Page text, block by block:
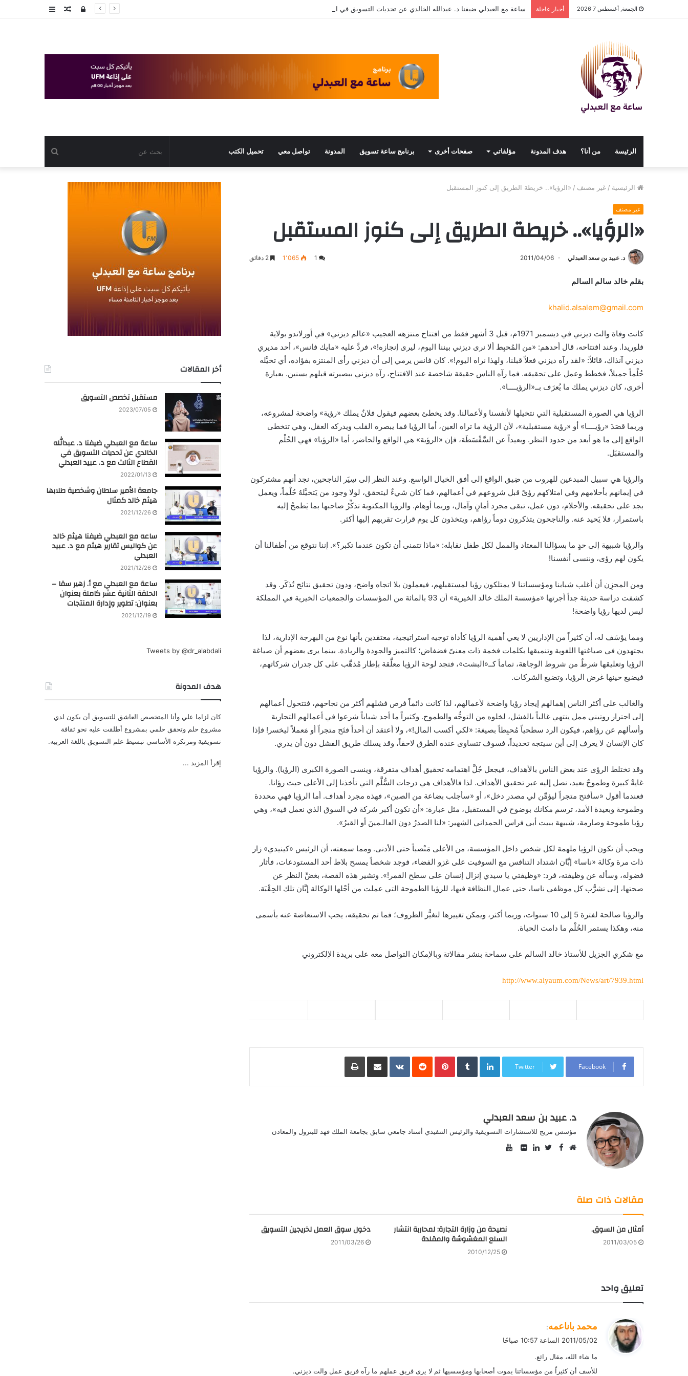
الجمعة, أغسطس 7 2026 أخبار عاجلة ساعة مع العبدلي ضيفنا د. عبدالله الخالدي عن تحديات التسويق في القطاع الثالث مع د. عبيد العبدلي عمودمقالتسجيل
الرئيسة من أنا؟ هدف المدونة مؤلفاتي صفحات أخرى برنامج ساعة تسويق المدونة تواصل معي تحميل الكتب بحث
الرئيسية / غير مصنف / «الرؤيا».. خريطة الطريق إلى كنوز المستقبل
غير مصنف
«الرؤيا».. خريطة الطريق إلى كنوز المستقبل
د. عبيد بن سعد العبدلي 2011/04/06
1 1٬065
بقلم خالد سالم السالم
khalid.alsalem@gmail.com
كانت وفاة والت ديزني في ديسمبر 1971م، قبل 3 أشهر فقط من افتتاح منتزهه العجيب «عالم ديزني» في أورلاندو بولاية
فلوريدا. وعند افتتاحه، قال أحدهم: «من المُحبِط ألا نرى ديزني بيننا اليوم، ليرى إنجازه!»، فردَّ عليه «مايك فانس»، أحد مديري
ديزني آنذاك، قائلاً: «لقد رآه ديزني فعلاً قبلنا، ولهذا نراه اليوم!». كان فانس يرمي إلى أن ديزني رأى المنتزه بفؤاده، أي تخيَّله
حُلْماً جميلاً، فخطط وعمل على تحقيقه. فما رآه الناس حقيقة شاخصة عند الافتتاح، رآه ديزني ببصيرته قبلهم بسنين. بعبارة
أخرى، كان ديزني يملك ما يُعرَف بــ«الرؤيــــا».
الرؤيا هي الصورة المستقبلية التي نتخيلها لأنفسنا ولأعمالنا. وقد يخطئ بعضهم فيقول فلانٌ يملك «رؤية» واضحة لمشروعه،
وربما قصَدَ «رؤيــــا» أو «رؤية مستقبلية»، لأن الرؤية ما تراه العين، أما الرؤيا فما يبصره القلب ويدركه العقل، وهي تتخطى
الواقع إلى ما هو أبعد من حدود النظر. وبعيداً عن السَّفْسَطَة، فإن «الرؤية» هي الواقع والحاضر، أما «الرؤيا» فهي الحُلْم
والمستقبَل.
والرؤيا هي سبيل المبدعين للهروب من ضِيق الواقع إلى أفق الخيال الواسع. وعند النظر إلى سِيَر الناجحين، نجد أنهم مشتركون
في إيمانهم بأحلامهم وفي امتلاكهم رؤىً قبل شروعهم في أعمالهم، فما كان شيءٌ ليتحقق، لولا وجود من يَتخيَّلهُ حُلْماً، ويعمل
بجد على تحقيقه. والأحلام، دون عمل، تبقى مجرد أمانٍ وآمال، وربما أوهام. والرؤيا المكتوبة تذكِّرُ صاحبها بما يَطمحُ إليه
باستمرار، فلا يَحيد عنه. والناجحون يتذكرون دوماً رؤاهم، ويتخذون كل يوم قرارت تقربهم إليها أكثر.
والرؤيا شبيهة إلى حدٍ ما بسؤالنا المعتاد والممل لكل طفل نقابله: «ماذا تتمنى أن تكون عندما تكبر؟». إننا نتوقع من أطفالنا أن
يكون لهم رؤى، وننسى أنفسنا!
ومن المحزِن أن أغلب شبابنا ومؤسساتنا لا يمتلكون رؤيا لمستقبلهم، فيعملون بلا اتجاه واضح، ودون تحقيق نتائج تُذكَر. وقد
كشفت دراسة حديثة جداً أجرتها «مؤسسة الملك خالد الخيرية» أن 93 بالمائة من المؤسسات والجمعيات الخيرية في المملكة
ليس لديها رؤيا واضحة!
ومما يؤسَف له، أن كثيراً من الإداريين لا يعي أهمية الرؤيا كأداة توجيه استراتيجية، معتقدين بأنها نوع من البهرجة الإدارية، لذا
يجتهدون في صياغتها اللغوية وتنميقها بكلمات فخمة ذات معنىً فضفاض؛ كالتميز والجودة والريادة. بينما يرى بعضهم أن صياغة
الرؤيا وتعليقها شرطٌ من شروط الوجاهة، تماماً كــ«البشت»، فتجد لوحة الرؤيا معلَّقة بإطار مُذهَّب على كل جدران شركاتهم،
فيضيع حينها غرض الرؤيا، وتضيع الشركات.
والغالب على أكثر الناس إهمالهم إيجاد رؤيا واضحة لأعمالهم، لذا كانت دائماً فرص فشلهم أكثر من نجاحهم، فتتحول أعمالهم
إلى اجترار روتيني ممل ينتهي غالباً بالفشل، لخلوه من التوجُّه والطموح. وكثيراً ما أجد شباباً شرعوا في أعمالهم التجارية
وأسألهم عن رؤاهم، فيكون الرد سطحياً مُحبِطاً بصيغة: «لكي أكسب المال!»، ولا أعتقد أن أحداً فتَح متجراً أو مَعملاً ليخسر! فإذا
كان الإنسان لا يعرف إلى أين سيتجه تحديداً، فسوف تتساوى عنده الطرق لاحقاً، وقد يسلك طريق الفشل دون أن يدري.
وقد تختلط الرؤى عند بعض الناس بالأهداف، فيجعل جُلَّ اهتمامه تحقيق أهداف متفرقة، وينسى الصورة الكبرى (الرؤيا). والرؤيا
غايةٌ كبيرة وطموحٌ بعيد، نصل إليه عبر تحقيق الأهداف. لذا فالأهداف هي درجات السُّلَّم التي تأخذنا إلى الأعلى حيث رؤانا.
فعندما أقول «سأفتح متجراً ليؤمِّن لي مصدر دخل»، أو «سأجلب بضاعة من الصين»، فهذه مجرد أهداف. أما الرؤيا فهي محددة
وطموحة وبعيدة الأمد، ترسم مكانك بوضوح في المستقبل، مثل عبارة: «أن نكون أكبر شركة في السوق الذي نعمل فيه»، وهي
رؤيا طموحة وصارمة، شبيهة ببيت أبي فراس الحمداني الشهير: «لنا الصدرُ دون العالـمينَ أو القبرُ».
ويجب أن تكون الرؤيا ملهمة لكل شخص داخل المؤسسة، من الأعلى مَنْصباً حتى الأدنى. ومما سمعته، أن الرئيس «كينيدي» زار
ذات مرة وكالة «ناسا» إبَّان اشتداد التنافس مع السوفيت على غزو الفضاء، فوجد شخصاً يمسح بلاط أحد المستودعات، فأثار
فضوله، وسأله عن وظيفته، فرد: «وظيفتي يا سيدي إنزال إنسان على سطح القمر!». وتشير هذه القصة، بغضِّ النظر عن
صحتها، إلى تشرُّب كل موظفي ناسا، حتى عمال النظافة فيها، للرؤيا الطموحة التي عملت من أجْلها الوكالة إبَّان تلك الحِقْبَة.
والرؤيا صالحة لفترة 5 إلى 10 سنوات، وربما أكثر، ويمكن تغييرها لتغيُّر الظروف؛ فما تم تحقيقه، يجب الاستعاضة عنه بأسمى
منه، وهكذا يستمر الحُلْم ما دامت الحياة.
مع شكري الجزيل للأستاذ خالد السالم على سماحة بنشر مقالاتة وبالإمكان التواصل معه على بريدة الإلكتروني
http://www.alyaum.com/News/art/7939.html
Facebook
Twitter
LinkedIn
Pinterest مشاركة عبر البريد طباعة
د. عبيد بن سعد العبدلي
مؤسس مزيج للاستشارات التسويقية والرئيس التنفيذي أستاذ جامعي سابق بجامعة الملك فهد للبترول والمعادن
Facebook
مقالات ذات صلة
أمثال من السوق.
2011/03/05
نصيحة من وزارة التجارة: لمحاربة انتشار
السلع المغشوشة والمقلدة
2010/12/25
دخول سوق العمل لخريجين التسويق
2011/03/26
تعليق واحد
ل
محمد باناعمه:
2011/05/02 الساعة 10:57 صباحًا
ما شاء الله، مقال رائع.
للأسف أن كثيراً من مؤسساتنا يموت أصحابها ومؤسسيها ثم لا يرى فريق عملهم ما رآه فريق عمل والت ديزني.
أخر المقالات
مستقبل تخصص التسويق
2023/07/05
ساعة مع العبدلي ضيفنا د. عبدالله
الخالدي عن تحديات التسويق في
القطاع الثالث مع د. عبيد العبدلي
2022/01/13
جامعة الأمير سلطان وشخصية طلابها
هيثم خالد كمثال
2021/12/26
ساعه مع العبدلي ضيفنا هيثم خالد
عن كواليس تقارير هيثم مع د. عبيد
العبدلي
2021/12/26
ساعة مع العبدلي مع أ. زهير سقا –
الحلقة الثانية عشر كاملة بعنوان
بعنوان: تطوير وإدارة المنتجات
2021/12/19
Tweets by @dr_alabdali
هدف المدونة
كان لزاما علي وأنا المتخصص العاشق للتسويق أن يكون لدي
مشروع حلم وتحقق حلمي بمشروع أطلقت عليه نحو ثقافة
تسويقية ومرتكزه الأساسي تبسيط علم التسويق باللغة العربيه.
إقرأ المزيد ...